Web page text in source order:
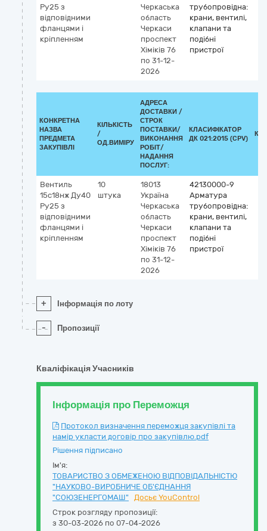
Ру25 з
відповідними
фланцями і
кріпленням
Черкаська
область
Черкаси
проспект
Хіміків 76
по 31-12-
2026
трубопровідна:
крани, вентилі,
клапани та
подібні
пристрої
КОНКРЕТНА
НАЗВА
ПРЕДМЕТА
ЗАКУПІВЛІ
КІЛЬКІСТЬ
/
ОД.ВИМІРУ
АДРЕСА
ДОСТАВКИ /
СТРОК
ПОСТАВКИ/
ВИКОНАННЯ
РОБІТ/
НАДАННЯ
ПОСЛУГ:
КЛАСИФІКАТОР
ДК 021:2015 (CPV)
Вентиль
15с18нж Ду40
Ру25 з
відповідними
фланцями і
кріпленням
10
штука
18013
Україна
Черкаська
область
Черкаси
проспект
Хіміків 76
по 31-12-
2026
42130000-9
Арматура
трубопровідна:
крани, вентилі,
клапани та
подібні
пристрої
+ Інформація по лоту
- Пропозиції
Кваліфікація Учасників
Інформація про Переможця
Протокол визначення переможця закупівлі та
намір укласти договір про закупівлю.pdf
Рішення підписано
Ім'я:
ТОВАРИСТВО З ОБМЕЖЕНОЮ ВІДПОВІДАЛЬНІСТЮ
"НАУКОВО-ВИРОБНИЧЕ ОБ'ЄДНАННЯ
"СОЮЗЕНЕРГОМАШ"
Досьє YouControl
Строк розгляду пропозиції:
з 30-03-2026 по 07-04-2026